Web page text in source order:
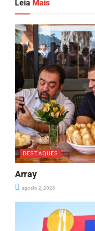
Leia Mais
DESTAQUES
Array
agosto 2, 2026